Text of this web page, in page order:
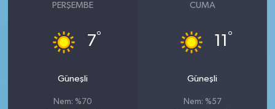
PERŞEMBE
7°
Güneşli
Nem: %70
CUMA
11 °
Güneşli
Nem: %57